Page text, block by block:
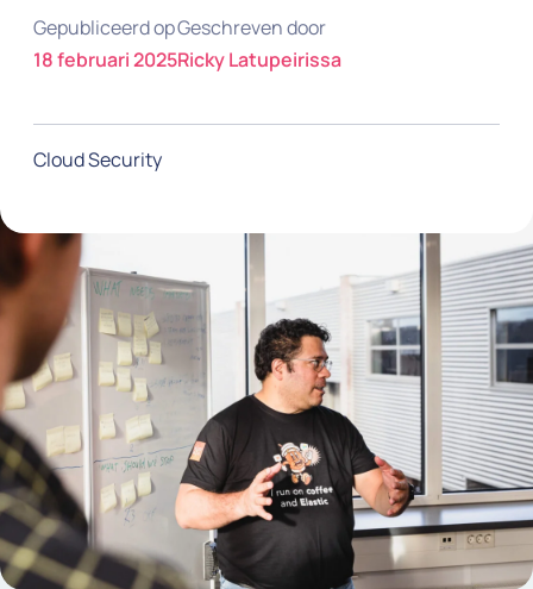
Gepubliceerd op
18 februari 2025
Geschreven door
Ricky Latupeirissa
Cloud Security